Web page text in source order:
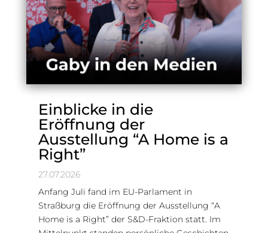
Einblicke in die
Eröffnung der
Ausstellung “A Home is a
Right”
27.07.2026
Anfang Juli fand im EU-Parlament in
Straßburg die Eröffnung der Ausstellung “A
Home is a Right” der S&D-Fraktion statt. Im